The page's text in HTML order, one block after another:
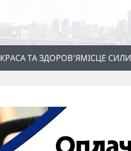
КРАСА ТА ЗДОРОВ’ЯМІСЦЕ СИЛИ